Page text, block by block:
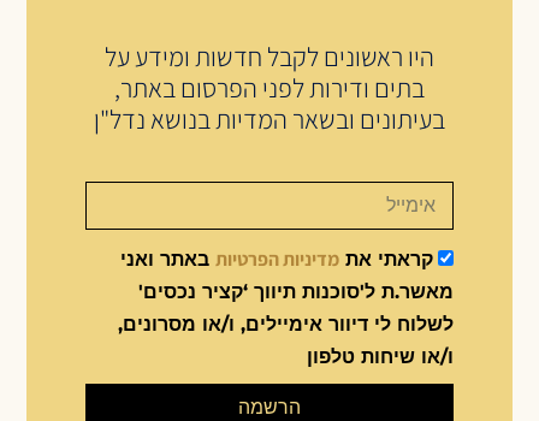
היו ראשונים לקבל חדשות ומידע על
בתים ודירות לפני הפרסום באתר,
בעיתונים ובשאר המדיות בנושא נדל"ן
קראתי את מדיניות הפרטיות באתר ואני
מאשר.ת ל'סוכנות תיווך ‘קציר נכסים'
לשלוח לי דיוור אימיילים, ו/או מסרונים,
ו/או שיחות טלפון
הרשמה